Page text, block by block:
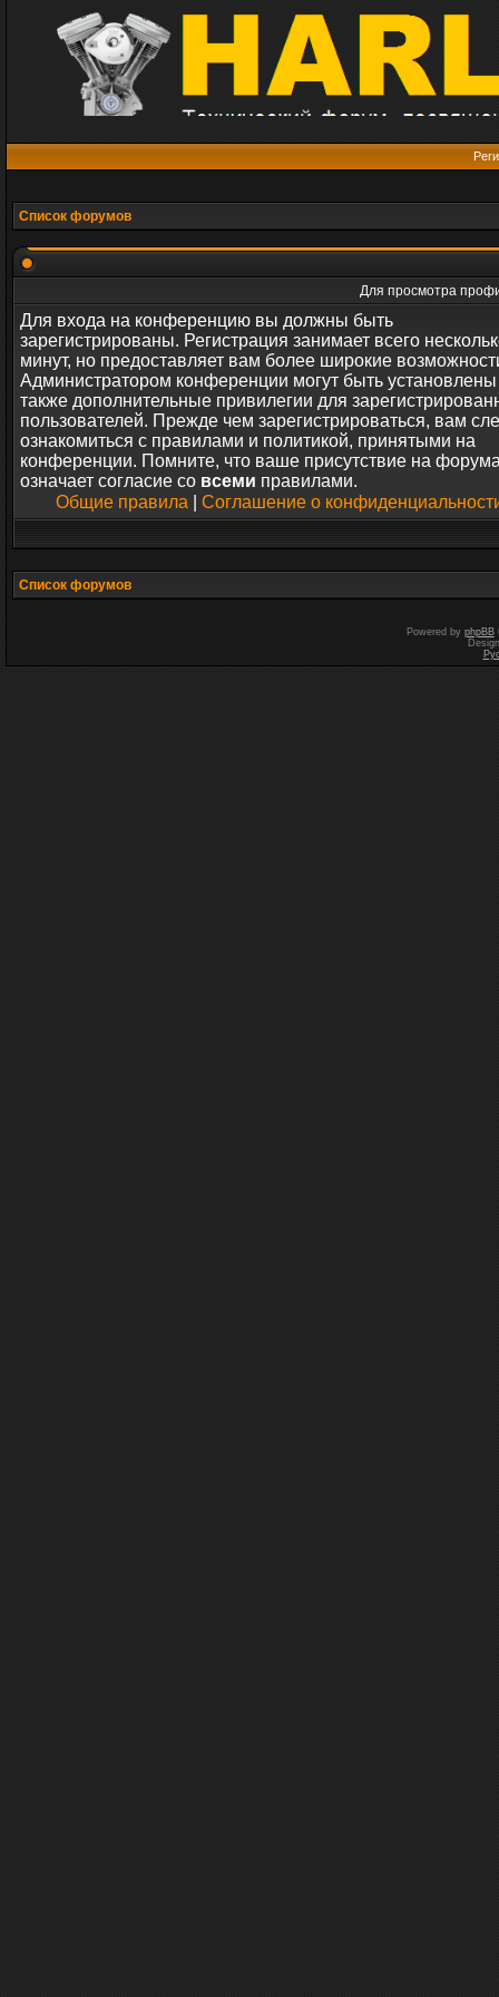
Список форумов
Для просмотра
Для входа на конференцию вы должны быть
зарегистрированы. Регистрация занимает всего
минут, но предоставляет вам более широкие
Администратором конференции могут быть установлены
также дополнительные привилегии для
пользователей. Прежде чем зарегистрироваться, вам
ознакомиться с правилами и политикой, принятыми на
конференции. Помните, что ваше присутствие на
означает согласие со всеми правилами.
Общие правила
Соглашение о
Список форумов
Powered by phpBB